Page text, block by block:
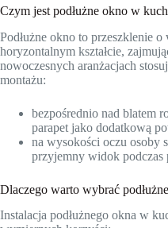
Czym jest podłużne okno w
Podłużne okno to przeszklenie o
horyzontalnym kształcie,
nowoczesnych aranżacjach
montażu:
bezpośrednio nad blatem
parapet jako dodatkową
na wysokości oczu osoby
przyjemny widok podczas
Dlaczego warto wybrać
Instalacja podłużnego okna w